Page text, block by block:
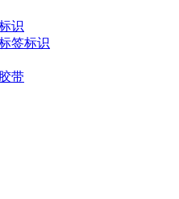
识
签标识
带